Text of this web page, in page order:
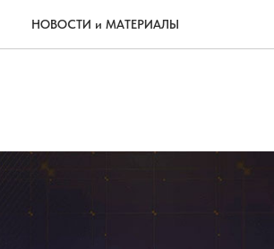
НОВОСТИ и МАТЕРИАЛЫ